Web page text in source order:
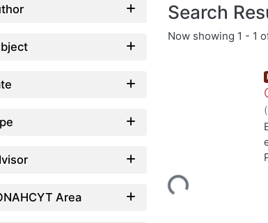
Area
Search
Now showing 1 - 1
Loading...
(